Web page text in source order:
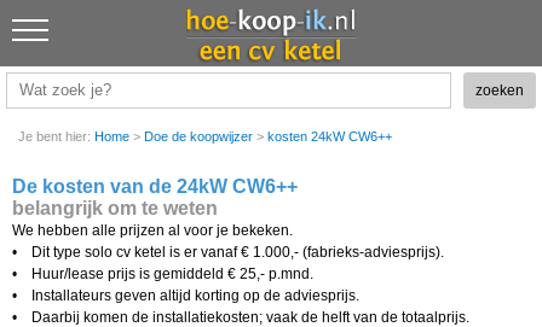
Je bent hier: Home > Doe de koopwijzer > kosten 24kW CW6++
De kosten van de 24kW CW6++
belangrijk om te weten
We hebben alle prijzen al voor je bekeken.
• Dit type solo cv ketel is er vanaf € 1.000,- (fabrieks-adviesprijs).
• Huur/lease prijs is gemiddeld € 25,- p.mnd.
• Installateurs geven altijd korting op de adviesprijs.
• Daarbij komen de installatiekosten; vaak de helft van de totaalprijs.